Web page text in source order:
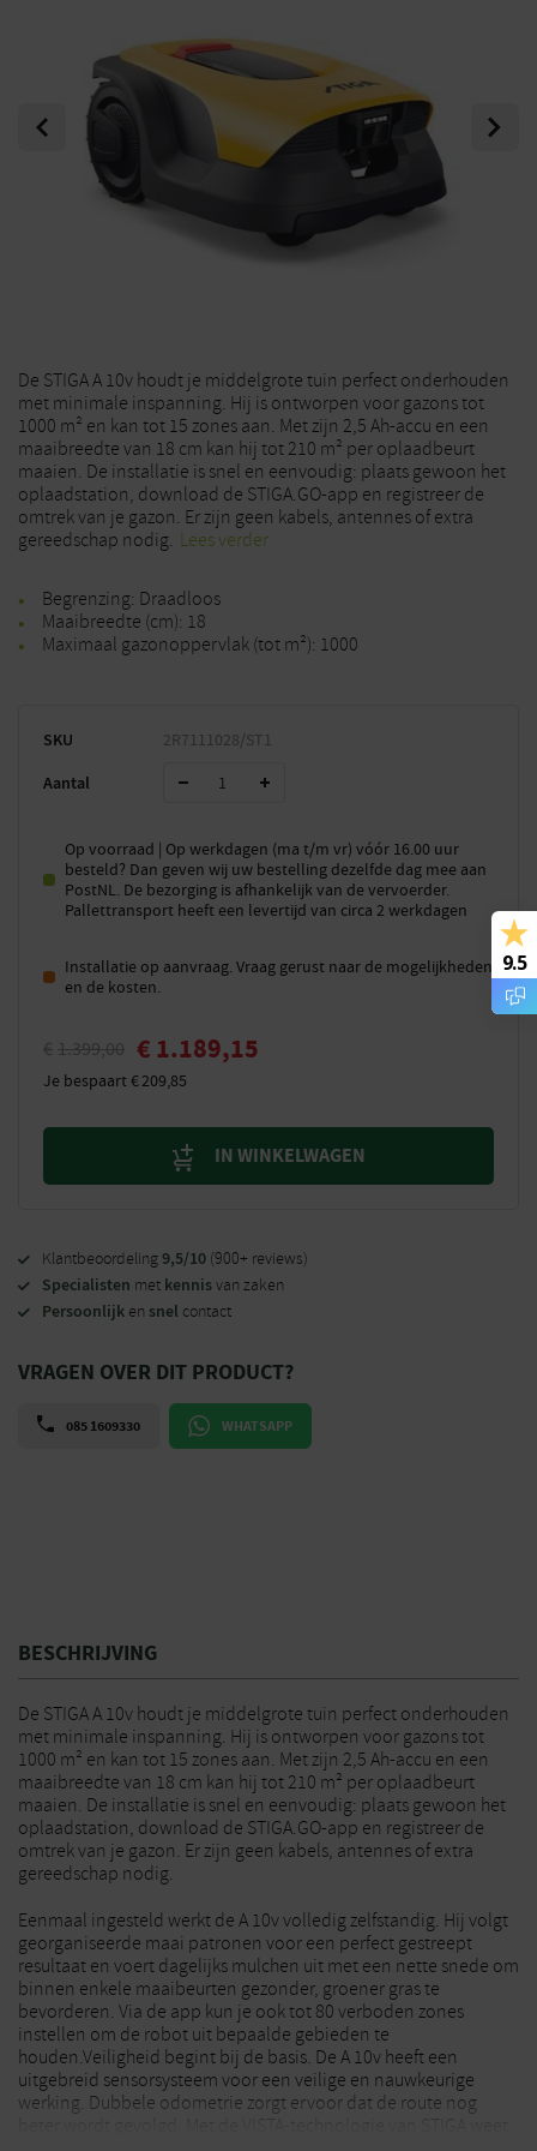
Previous Next
De STIGA A 10v houdt je middelgrote tuin perfect onderhouden
met minimale inspanning. Hij is ontworpen voor gazons tot
1000 m² en kan tot 15 zones aan. Met zijn 2,5 Ah-accu en een
maaibreedte van 18 cm kan hij tot 210 m² per oplaadbeurt
maaien. De installatie is snel en eenvoudig: plaats gewoon het
oplaadstation, download de STIGA.GO-app en registreer de
omtrek van je gazon. Er zijn geen kabels, antennes of extra
gereedschap nodig. Lees verder
Begrenzing: Draadloos
Maaibreedte (cm): 18
Maximaal gazonoppervlak (tot m²): 1000
SKU 2R7111028/ST1
Aantal
Op voorraad | Op werkdagen (ma t/m vr) vóór 16.00 uur
besteld? Dan geven wij uw bestelling dezelfde dag mee aan
PostNL. De bezorging is afhankelijk van de vervoerder.
Pallettransport heeft een levertijd van circa 2 werkdagen
Installatie op aanvraag. Vraag gerust naar de mogelijkheden
en de kosten.
€ 1.399,00 € 1.189,15
Je bespaart€209,85
IN WINKELWAGEN
Klantbeoordeling9,5/10 (900+ reviews)
Specialisten met kennisvan zaken
Persoonlijk en snel contact
VRAGEN OVER DIT PRODUCT?
085 1609330 WHATSAPP
BESCHRIJVING
De STIGA A 10v houdt je middelgrote tuin perfect onderhouden
met minimale inspanning. Hij is ontworpen voor gazons tot
1000 m² en kan tot 15 zones aan. Met zijn 2,5 Ah-accu en een
maaibreedte van 18 cm kan hij tot 210 m² per oplaadbeurt
maaien. De installatie is snel en eenvoudig: plaats gewoon het
oplaadstation, download de STIGA.GO-app en registreer de
omtrek van je gazon. Er zijn geen kabels, antennes of extra
gereedschap nodig.
Eenmaal ingesteld werkt de A 10v volledig zelfstandig. Hij volgt
georganiseerde maai patronen voor een perfect gestreept
resultaat en voert dagelijks mulchen uit met een nette snede om
binnen enkele maaibeurten gezonder, groener gras te
bevorderen. Via de app kun je ook tot 80 verboden zones
instellen om de robot uit bepaalde gebieden te
houden.Veiligheid begint bij de basis. De A 10v heeft een
uitgebreid sensorsysteem voor een veilige en nauwkeurige
werking. Dubbele odometrie zorgt ervoor dat de route nog
9.5